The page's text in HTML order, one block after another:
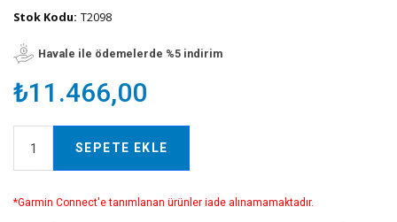
Stok Kodu: T2098
Havale ile ödemelerde %5 indirim
₺11.466,00
SEPETE EKLE
*Garmin Connect'e tanımlanan ürünler iade alınamamaktadır.